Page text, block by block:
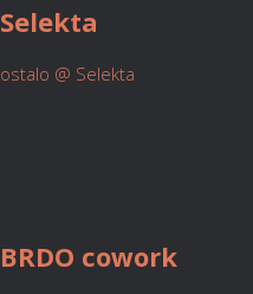
Selekta
ostalo @ Selekta
BRDO cowork